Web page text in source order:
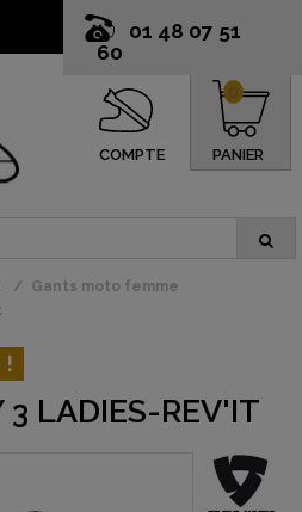
01 48 07 51
60
COMPTE PANIER
0
Gants moto femme
!
3 LADIES-REV'IT